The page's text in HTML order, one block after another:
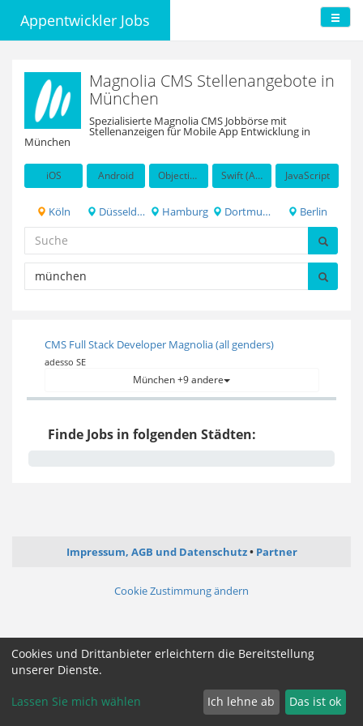
Appentwickler Jobs
Magnolia CMS Stellenangebote in
München
Spezialisierte Magnolia CMS Jobbörse mit
Stellenanzeigen für Mobile App Entwicklung in
München
iOS Android Objective-C Swift (Apple programming language) JavaScript
Köln Düsseldorf Hamburg Dortmund Berlin
CMS Full Stack Developer Magnolia (all genders)
adesso SE
München +9 andere
Finde Jobs in folgenden Städten:
Impressum, AGB und Datenschutz Partner
Cookie Zustimmung ändern
Cookies und Drittanbieter erleichtern die Bereitstellung
unserer Dienste.
Lassen Sie mich wählen Ich lehne ab Das ist ok